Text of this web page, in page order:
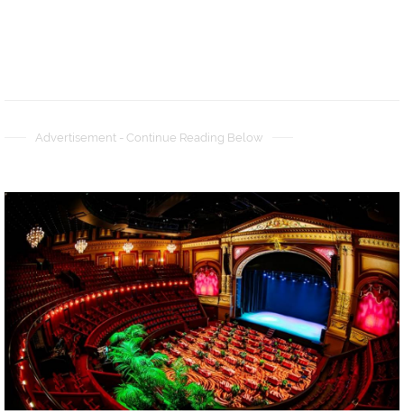
Advertisement - Continue Reading Below